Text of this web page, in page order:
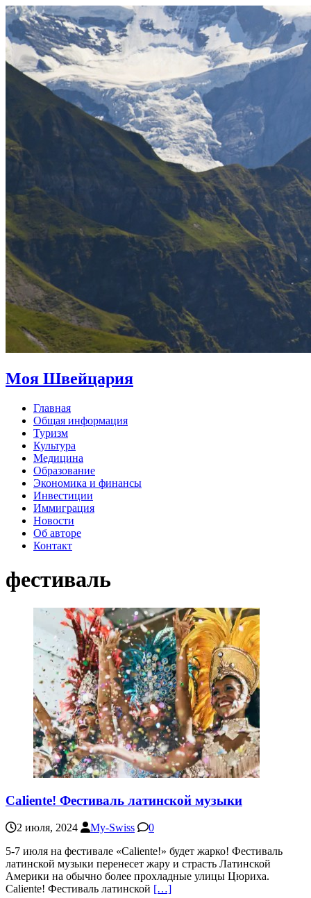
Моя Швейцария
Главная
Общая информация
Туризм
Культура
Медицина
Образование
Экономика и финансы
Инвестиции
Иммиграция
Новости
Об авторе
Контакт
фестиваль
Caliente! Фестиваль латинской музыки
2 июля, 2024 My-Swiss
0
5-7 июля на фестивале «Caliente!» будет жарко! Фестиваль
латинской музыки перенесет жару и страсть Латинской
Америки на обычно более прохладные улицы Цюриха.
Caliente! Фестиваль латинской […]